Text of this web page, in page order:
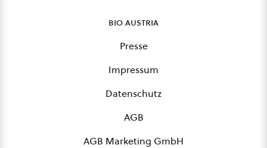
bio austria
Presse
Impressum
Datenschutz
AGB
AGB Marketing GmbH